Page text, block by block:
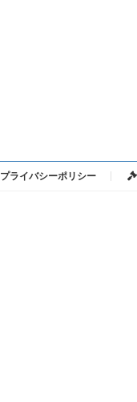
プライバシーポリシー